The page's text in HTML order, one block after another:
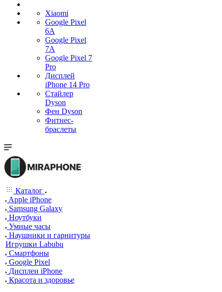
Xiaomi
Google Pixel
6A
Google Pixel
7А
Google Pixel 7
Pro
Дисплей
iPhone 14 Pro
Стайлер
Dyson
Фен Dyson
Фитнес-
браслеты
Каталог
Apple iPhone
Samsung Galaxy
Ноутбуки
Умные часы
Наушники и гарнитуры
Игрушки Labubu
Смартфоны
Google Pixel
Дисплеи iPhone
Красота и здоровье